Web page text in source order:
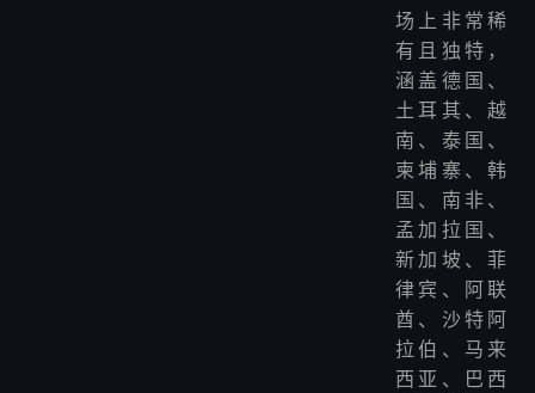
场上非常稀
有且独特，
涵盖德国、
土耳其、越
南、泰国、
柬埔寨、韩
国、南非、
孟加拉国、
新加坡、菲
律宾、阿联
酋、沙特阿
拉伯、马来
西亚、巴西